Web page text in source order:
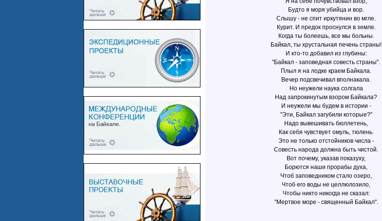
Будто я моря убийца и вор.
Слышу - не спит иркутянин во мгле.
Курит. И предок проснулся в земле.
Когда ты болеешь, все мы больны.
Байкал, ты хрустальная печень страны!
И кто-то добавил из глубины:
"Байкал - заповедная совесть страны".
Плыл я на лодке краем Байкала.
Вечер подсвечивал вполнакала.
Но неужели наука солгала
Над запрокинутым взором Байкала?
И неужели мы будем в истории -
"Эти, Байкал загубили которые?"
Надо вывешивать бюллетень,
Как себя чувствует омуль, тюлень.
Это не только отстойников числа -
Совесть народа должна быть чистой.
Вот почему, указав показуху,
Борются наши прорабы духа,
Чтоб заповедником стало озеро,
Чтоб его воды не целлюлозило,
Чтобы никто никогда не сказал:
"Мертвое море - священный Байкал".